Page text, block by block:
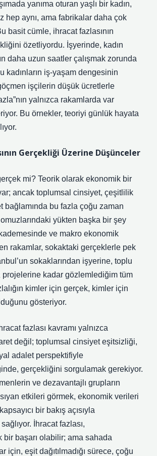
yanıma oturan yaşlı bir kadın,
hep aynı, ama fabrikalar daha çok
basit cümle, ihracat fazlasının
özetliyordu. İşyerinde, kadın
daha uzun saatler çalışmak zorunda
kadınların iş-yaşam dengesinin
işçilerin düşük ücretlerle
yalnızca rakamlarda var
Bu örnekler, teoriyi günlük hayata
Gerçekliği Üzerine Düşünceler
mi? Teorik olarak ekonomik bir
ancak toplumsal cinsiyet, çeşitlilik
bağlamında bu fazla çoğu zaman
yükten başka bir şey
ve makro ekonomik
rakamlar, sokaktaki gerçeklerle pek
sokaklarından işyerine, toplu
projelerine kadar gözlemlediğim tüm
kimler için gerçek, kimler için
gösteriyor.
fazlası kavramı yalnızca
değil; toplumsal cinsiyet eşitsizliği,
adalet perspektifiyle
gerçekliğini sorgulamak gerekiyor.
ve dezavantajlı grupların
etkileri görmek, ekonomik verileri
bir bakış açısıyla
İhracat fazlası,
bir başarı olabilir; ama sahada
için, eşit dağıtılmadığı sürece, çoğu